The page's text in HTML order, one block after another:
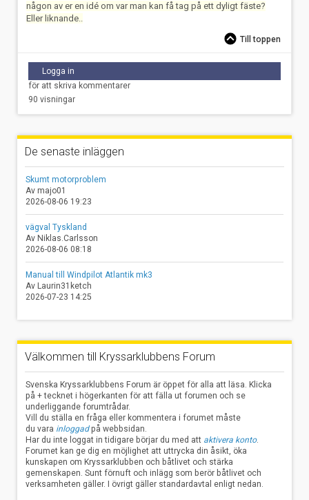
någon av er en idé om var man kan få tag på ett dyligt fäste?
Eller liknande..
Till toppen
Logga in
för att skriva kommentarer
90 visningar
De senaste inläggen
Skumt motorproblem
Av majo01
2026-08-06 19:23
vägval Tyskland
Av Niklas.Carlsson
2026-08-06 08:18
Manual till Windpilot Atlantik mk3
Av Laurin31ketch
2026-07-23 14:25
Välkommen till Kryssarklubbens Forum
Svenska Kryssarklubbens Forum är öppet för alla att läsa. Klicka
på + tecknet i högerkanten för att fälla ut forumen och se
underliggande forumtrådar.
Vill du ställa en fråga eller kommentera i forumet måste
du vara inloggadpå webbsidan.
Har du inte loggat in tidigare börjar du med att aktivera konto.
Forumet kan ge dig en möjlighet att uttrycka din åsikt, öka
kunskapen om Kryssarklubben och båtlivet och stärka
gemenskapen. Sunt förnuft och inlägg som berör båtlivet och
verksamheten gäller. I övrigt gäller standardavtal enligt nedan.